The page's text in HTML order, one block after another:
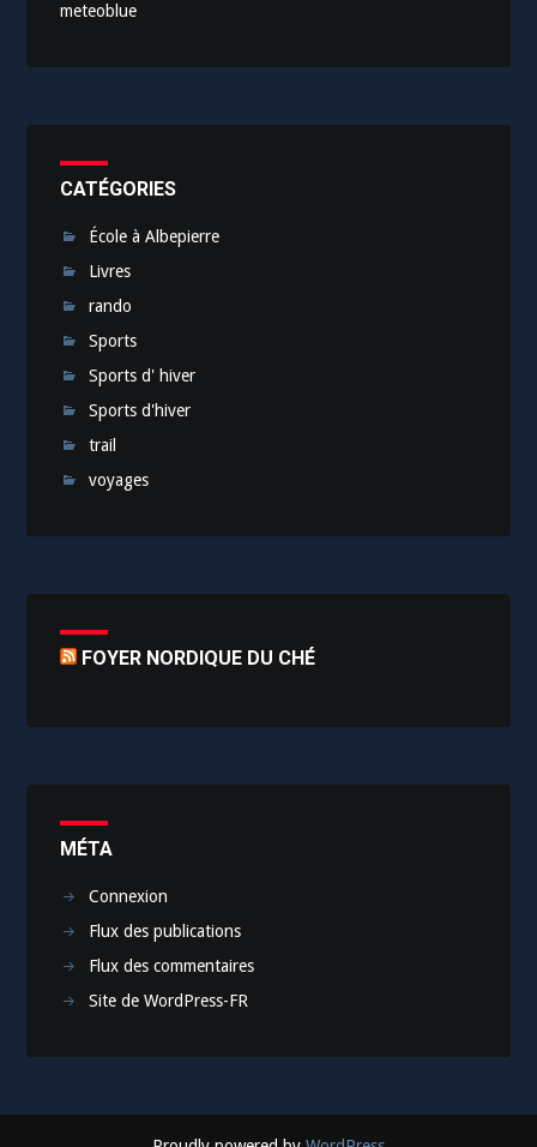
meteoblue
CATÉGORIES
École à Albepierre
Livres
rando
Sports
Sports d' hiver
Sports d'hiver
trail
voyages
FOYER NORDIQUE DU CHÉ
MÉTA
Connexion
Flux des publications
Flux des commentaires
Site de WordPress-FR